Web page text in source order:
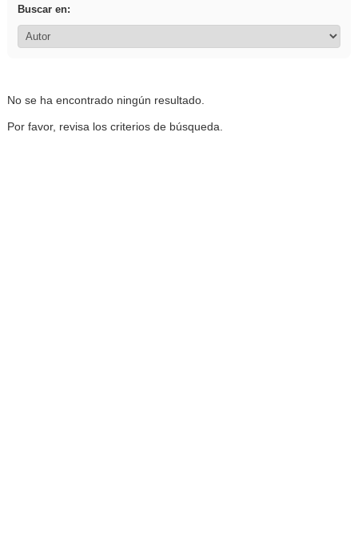
Buscar en:
No se ha encontrado ningún resultado.
Por favor, revisa los criterios de búsqueda.